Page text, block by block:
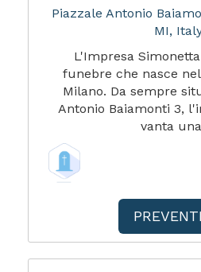
Piazzale Antonio
MI,
L'Impresa
funebre che nasce
Milano. Da sempre
Antonio Baiamonti 3,
vanta